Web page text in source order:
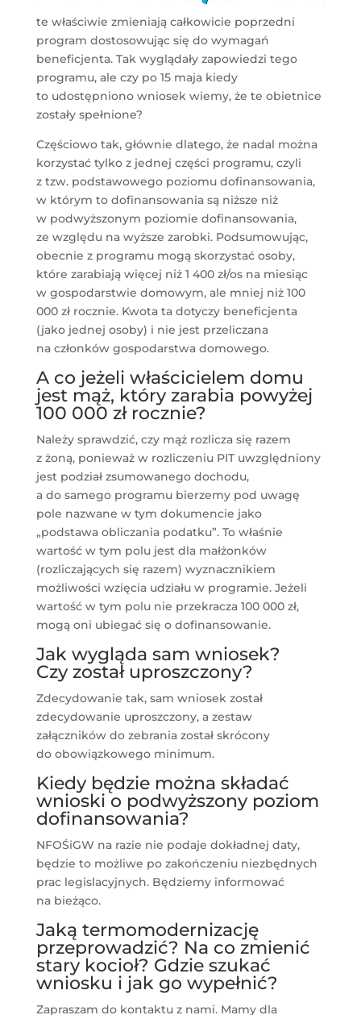
te właściwie zmieniają całkowicie poprzedni
program dostosowując się do wymagań
beneficjenta. Tak wyglądały zapowiedzi tego
programu, ale czy po 15 maja kiedy
to udostępniono wniosek wiemy, że te obietnice
zostały spełnione?
Częściowo tak, głównie dlatego, że nadal można
korzystać tylko z jednej części programu, czyli
z tzw. podstawowego poziomu dofinansowania,
w którym to dofinansowania są niższe niż
w podwyższonym poziomie dofinansowania,
ze względu na wyższe zarobki. Podsumowując,
obecnie z programu mogą skorzystać osoby,
które zarabiają więcej niż 1 400 zł/os na miesiąc
w gospodarstwie domowym, ale mniej niż 100
000 zł rocznie. Kwota ta dotyczy beneficjenta
(jako jednej osoby) i nie jest przeliczana
na członków gospodarstwa domowego.
A co jeżeli właścicielem domu
jest mąż, który zarabia powyżej
100 000 zł rocznie?
Należy sprawdzić, czy mąż rozlicza się razem
z żoną, ponieważ w rozliczeniu PIT uwzględniony
jest podział zsumowanego dochodu,
a do samego programu bierzemy pod uwagę
pole nazwane w tym dokumencie jako
„podstawa obliczania podatku”. To właśnie
wartość w tym polu jest dla małżonków
(rozliczających się razem) wyznacznikiem
możliwości wzięcia udziału w programie. Jeżeli
wartość w tym polu nie przekracza 100 000 zł,
mogą oni ubiegać się o dofinansowanie.
Jak wygląda sam wniosek?
Czy został uproszczony?
Zdecydowanie tak, sam wniosek został
zdecydowanie uproszczony, a zestaw
załączników do zebrania został skrócony
do obowiązkowego minimum.
Kiedy będzie można składać
wnioski o podwyższony poziom
dofinansowania?
NFOŚiGW na razie nie podaje dokładnej daty,
będzie to możliwe po zakończeniu niezbędnych
prac legislacyjnych. Będziemy informować
na bieżąco.
Jaką termomodernizację
przeprowadzić? Na co zmienić
stary kocioł? Gdzie szukać
wniosku i jak go wypełnić?
Zapraszam do kontaktu z nami. Mamy dla